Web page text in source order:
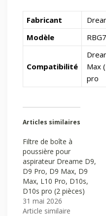
Fabricant
Modèle
RBG7
Compatibilité
Max
pro
Articles similaires
Filtre de boîte à
poussière pour
aspirateur Dreame D9,
D9 Pro, D9 Max, D9
Max, L10 Pro, D10s,
D10s pro (2 pièces)
31 mai 2026
Article similaire